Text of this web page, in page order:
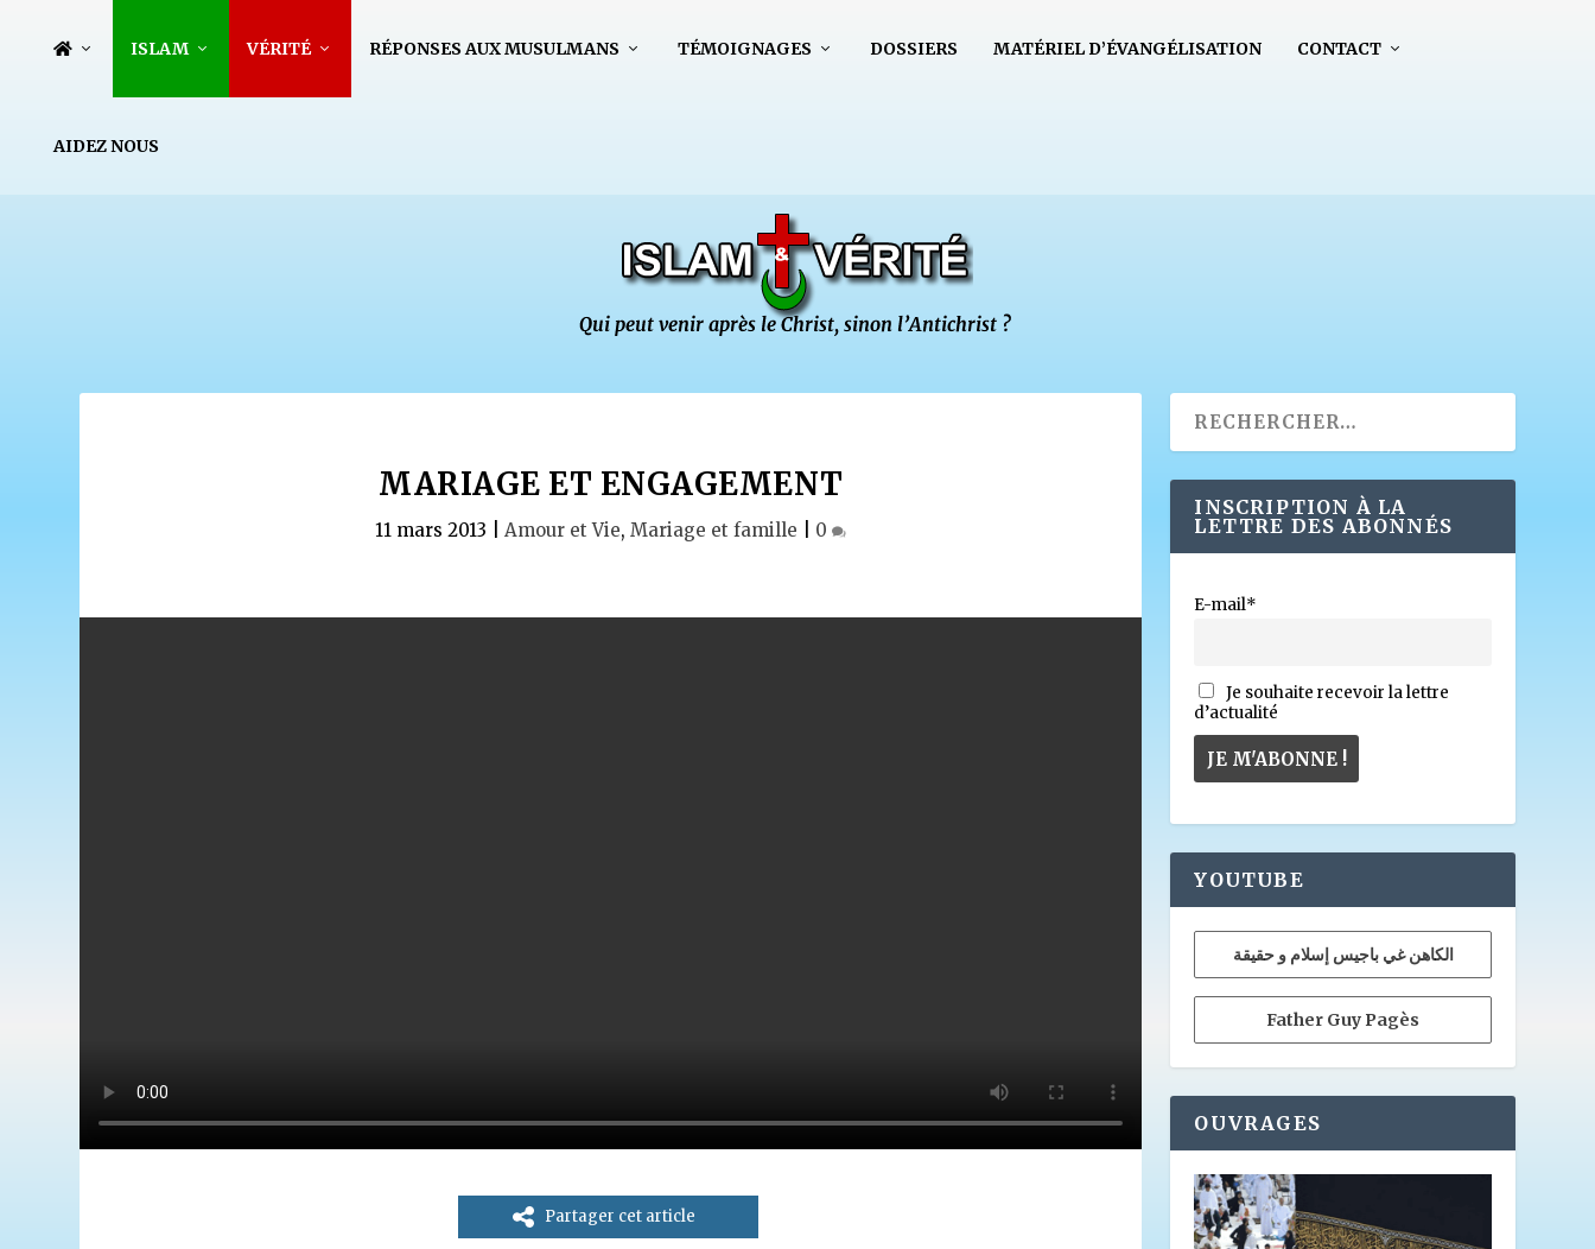
ISLAM VÉRITÉ RÉPONSES AUX MUSULMANS TÉMOIGNAGES DOSSIERS MATÉRIEL D’ÉVANGÉLISATION CONTACT
AIDEZ NOUS
MARIAGE ET ENGAGEMENT
11 mars 2013 |Amour et Vie,Mariage et famille 0
Partager cet article
INSCRIPTION À LA
LETTRE DES ABONNÉS
E-mail*
Je souhaite recevoir la lettre
d’actualité
YOUTUBE
الكاهن غي باجيس إسلام و حقيقة
Father Guy Pagès
OUVRAGES